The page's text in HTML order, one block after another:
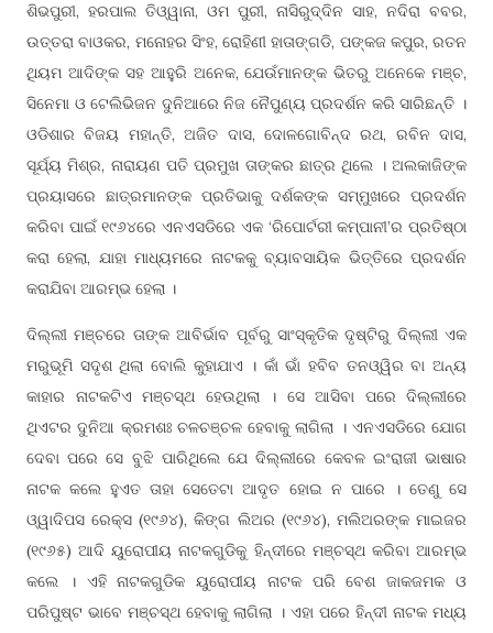
ଶିଭପୁରୀ, ହରପାଲ ତିଓ୍ୱାନା, ଓମ ପୁରୀ, ନାସିରୁଦ୍ଦିନ ସାହ, ନଦିରା ବବର,
ଉତ୍ତରା ବାଓକର, ମନୋହର ସିଂହ, ରୋହିଣୀ ହାତାଙ୍ଗଡି, ପଙ୍କଜ କପୁର, ରତନ
ଥିୟମ ଆଦିଙ୍କ ସହ ଆହୁରି ଅନେକ, ଯେଉଁମାନଙ୍କ ଭିତରୁ ଅନେକେ ମଞ୍ଚ,
ସିନେମା ଓ ଟେଲିଭିଜନ ଦୁନିଆରେ ନିଜ ନୈପୁଣ୍ୟ ପ୍ରଦର୍ଶନ କରି ସାରିଛନ୍ତି ।
ଓଡିଶାର ବିଜୟ ମହାନ୍ତି, ଅଜିତ ଦାସ, ଦୋଳଗୋବିନ୍ଦ ରଥ, ରବିନ ଦାସ,
ସୂର୍ଯ୍ୟ ମିଶ୍ର, ନାରାୟଣ ପତି ପ୍ରମୁଖ ତାଙ୍କର ଛାତ୍ର ଥିଲେ । ଅଲକାଜିଙ୍କ
ପ୍ରୟାସରେ ଛାତ୍ରମାନଙ୍କ ପ୍ରତିଭାକୁ ଦର୍ଶକଙ୍କ ସମ୍ମୁଖରେ ପ୍ରଦର୍ଶନ
କରିବା ପାଇଁ ୧୯୬୪ରେ ଏନଏସଡିରେ ଏକ ‘ରିପୋର୍ଟରୀ କମ୍ପାନୀ’ର ପ୍ରତିଷ୍ଠା
କରା ହେଲା, ଯାହା ମାଧ୍ୟମରେ ନାଟକକୁ ବ୍ୟାବସାୟିକ ଭିତ୍ତିରେ ପ୍ରଦର୍ଶନ
କରାଯିବା ଆରମ୍ଭ ହେଲା ।
ଦିଲ୍ଲୀ ମଞ୍ଚରେ ତାଙ୍କ ଆବିର୍ଭାବ ପୂର୍ବରୁ ସାଂସ୍କୃତିକ ଦୃଷ୍ଟିରୁ ଦିଲ୍ଲୀ ଏକ
ମରୁଭୂମି ସଦୃଶ ଥିଲା ବୋଲି କୁହାଯାଏ । କାଁ ଭାଁ ହବିବ ତନଓ୍ୱିର ବା ଅନ୍ୟ
କାହାର ନାଟକଟିଏ ମଞ୍ଚସ୍ଥ ହେଉଥିଲା । ସେ ଆସିବା ପରେ ଦିଲ୍ଲୀରେ
ଥିଏଟର ଦୁନିଆ କ୍ରମଶଃ ଚଳଚଞ୍ଚଳ ହେବାକୁ ଲାଗିଲା । ଏନଏସଡିରେ ଯୋଗ
ଦେବା ପରେ ସେ ବୁଝି ପାରିଥିଲେ ଯେ ଦିଲ୍ଲୀରେ କେବଳ ଇଂରାଜୀ ଭାଷାର
ନାଟକ କଲେ ହୁଏତ ତାହା ସେତେଟା ଆଦୃତ ହୋଇ ନ ପାରେ । ତେଣୁ ସେ
ଓ୍ୱାଦିପସ ରେକ୍ସ (୧୯୬୪), କିଙ୍ଗ ଲିଅର (୧୯୬୪), ମଲିଅରଙ୍କ ମାଇଜର
(୧୯୬୫) ଆଦି ୟୁରୋପୀୟ ନାଟକଗୁଡିକୁ ହିନ୍ଦୀରେ ମଞ୍ଚସ୍ଥ କରିବା ଆରମ୍ଭ
କଲେ । ଏହି ନାଟକଗୁଡିକ ୟୁରୋପୀୟ ନାଟକ ପରି ବେଶ ଜାକଜମକ ଓ
ପରିପୁଷ୍ଟ ଭାବେ ମଞ୍ଚସ୍ଥ ହେବାକୁ ଲାଗିଲା । ଏହା ପରେ ହିନ୍ଦୀ ନାଟକ ମଧ୍ୟ